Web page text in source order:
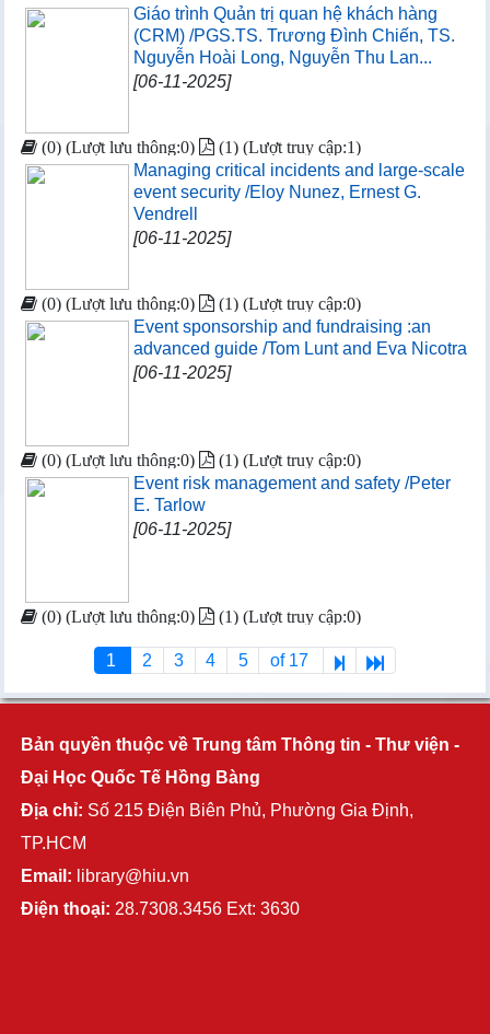
Giáo trình Quản trị quan hệ khách hàng
(CRM) /PGS.TS. Trương Đình Chiến, TS.
Nguyễn Hoài Long, Nguyễn Thu Lan...
[06-11-2025]
(0) (Lượt lưu thông:0) (1) (Lượt truy cập:1)
Managing critical incidents and large-scale
event security /Eloy Nunez, Ernest G.
Vendrell
[06-11-2025]
(0) (Lượt lưu thông:0) (1) (Lượt truy cập:0)
Event sponsorship and fundraising :an
advanced guide /Tom Lunt and Eva Nicotra
[06-11-2025]
(0) (Lượt lưu thông:0) (1) (Lượt truy cập:0)
Event risk management and safety /Peter
E. Tarlow
[06-11-2025]
(0) (Lượt lưu thông:0) (1) (Lượt truy cập:0)
1 2 3 4 5 of 17
Bản quyền thuộc về Trung tâm Thông tin - Thư viện -
Đại Học Quốc Tế Hồng Bàng
Địa chỉ: Số 215 Điện Biên Phủ, Phường Gia Định,
TP.HCM
Email: library@hiu.vn
Điện thoại: 28.7308.3456 Ext: 3630